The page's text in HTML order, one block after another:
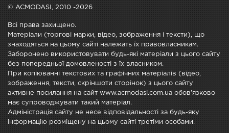
© ACMODASI, 2010 -2026
Всі права захищено.
Матеріали (торгові марки, відео, зображення і тексти), що
знаходяться на цьому сайті належать їх правовласникам.
Заборонено використовувати будь-які матеріали з цього сайту
без попередньої домовленості з їх власником.
При копіюванні текстових та графічних матеріалів (відео,
зображення, тексти, скріншоти сторінок) з цього сайту
активне посилання на сайт www.acmodasi.com.ua обов'язково
має супроводжувати такий матеріал.
Адміністрація сайту не несе відповідальності за будь-яку
інформацію розміщену на цьому сайті третіми особами.